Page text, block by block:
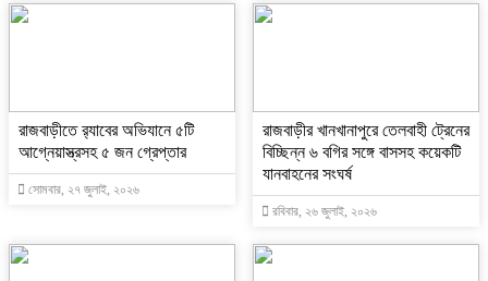
রাজবাড়ীতে র‌্যাবের অভিযানে ৫টি
আগ্নেয়াস্ত্রসহ ৫ জন গ্রেপ্তার
সোমবার, ২৭ জুলাই, ২০২৬
রাজবাড়ীর খানখানাপুরে তেলবাহী ট্রেনের
বিচ্ছিন্ন ৬ বগির সঙ্গে বাসসহ কয়েকটি
যানবাহনের সংঘর্ষ
রবিবার, ২৬ জুলাই, ২০২৬